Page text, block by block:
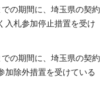
の期間に、埼玉県の契約
入札参加停止措置を受け
の期間に、埼玉県の契約
加除外措置を受けている